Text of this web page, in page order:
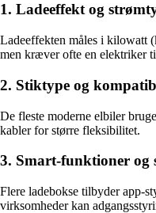
1. Ladeeffekt og
Ladeeffekten måles i kilowatt
men kræver ofte en elektriker
2. Stiktype og
De fleste moderne elbiler
kabler for større fleksibilitet.
3. Smart-funktioner og
Flere ladebokse tilbyder app-
virksomheder kan